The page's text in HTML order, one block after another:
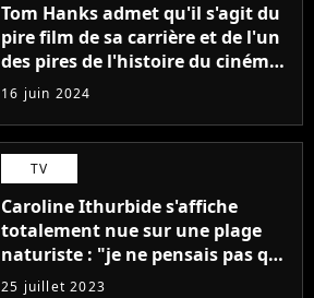
Tom Hanks admet qu'il s'agit du
pire film de sa carrière et de l'un
des pires de l'histoire du cinéma :
"L'un des films les plus
médiocres jamais réalisés"
16 juin 2024
TV
Caroline Ithurbide s'affiche
totalement nue sur une plage
naturiste : "je ne pensais pas que
j'arriverais à le faire..."
25 juillet 2023